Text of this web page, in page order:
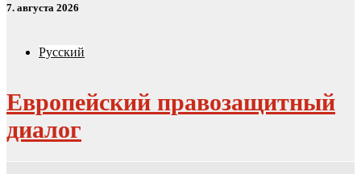
7. августа 2026
Русский
Европейский правозащитный
диалог